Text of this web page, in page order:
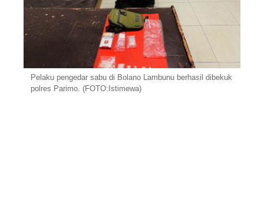
Pelaku pengedar sabu di Bolano Lambunu berhasil dibekuk
polres Parimo. (FOTO:Istimewa)